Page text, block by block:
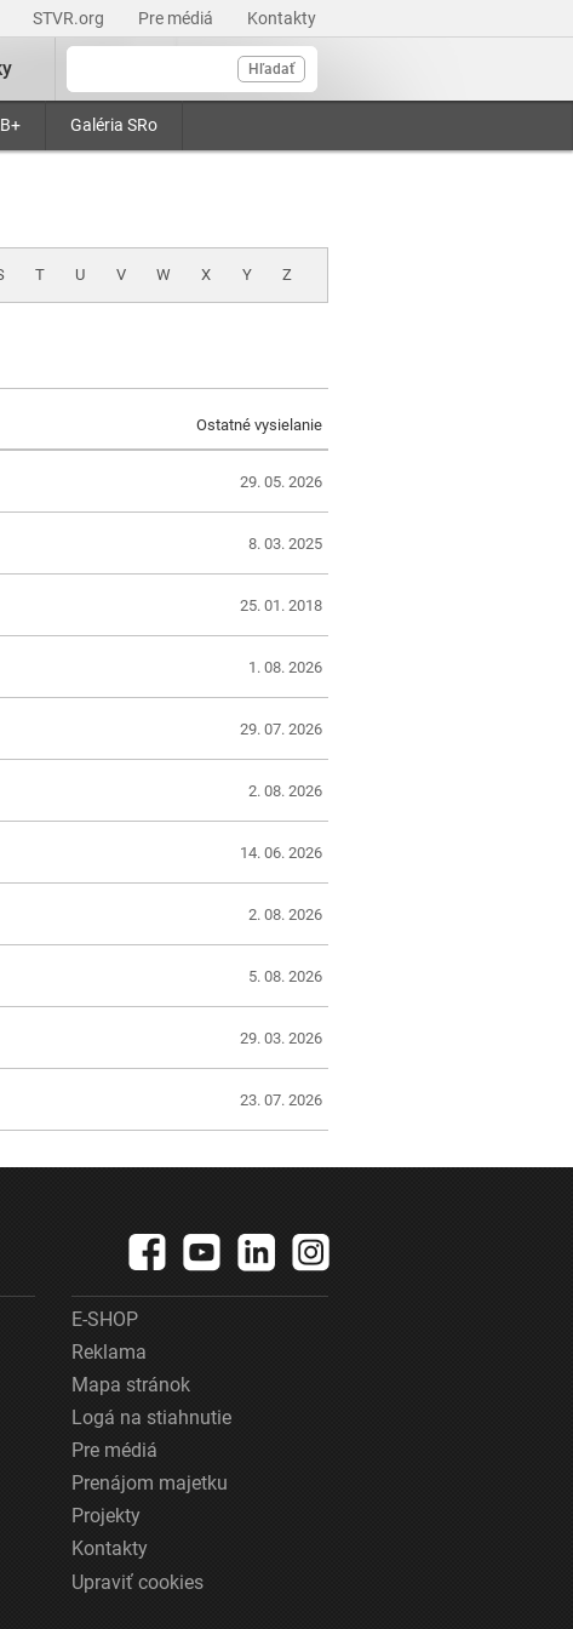
STVR.org Pre médiá Kontakty
Hľadať
Galéria SRo
T U V W X Y Z
Ostatné vysielanie
29. 05. 2026
8. 03. 2025
25. 01. 2018
1. 08. 2026
29. 07. 2026
2. 08. 2026
14. 06. 2026
2. 08. 2026
5. 08. 2026
29. 03. 2026
23. 07. 2026
E-SHOP
Reklama
Mapa stránok
Logá na stiahnutie
Pre médiá
Prenájom majetku
Projekty
Kontakty
Upraviť cookies